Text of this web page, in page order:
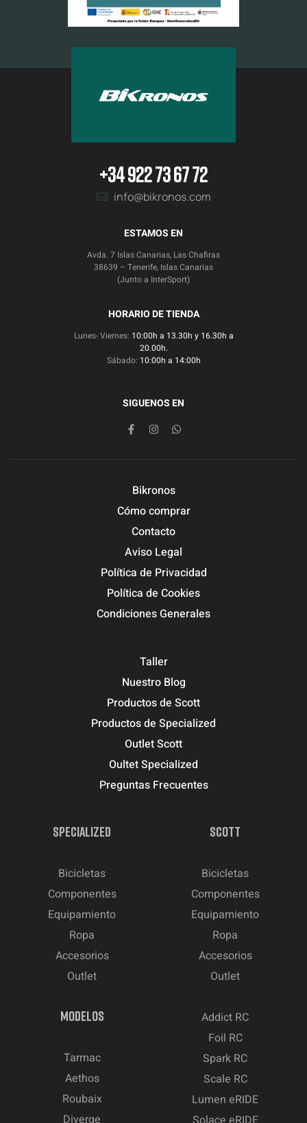
+34 922 73 67 72
info@bikronos.com
ESTAMOS EN
Avda. 7 Islas Canarias, Las Chafiras
38639 – Tenerife, Islas Canarias
(Junto a InterSport)
HORARIO DE TIENDA
Lunes- Viernes: 10:00h a 13.30h y 16.30h a
20.00h.
Sábado: 10:00h a 14:00h
SIGUENOS EN
Bikronos
Cómo comprar
Contacto
Aviso Legal
Política de Privacidad
Política de Cookies
Condiciones Generales
Taller
Nuestro Blog
Productos de Scott
Productos de Specialized
Outlet Scott
Oultet Specialized
Preguntas Frecuentes
SPECIALIZED
Bicicletas
Componentes
Equipamiento
Ropa
Accesorios
Outlet
SCOTT
Bicicletas
Componentes
Equipamiento
Ropa
Accesorios
Outlet
MODELOS
Tarmac
Aethos
Roubaix
Diverge
Addict RC
Foil RC
Spark RC
Scale RC
Lumen eRIDE